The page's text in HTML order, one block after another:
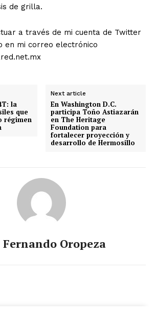
de grilla.
a través de mi cuenta de Twitter
en mi correo electrónico
la
que
régimen
Next article
En Washington D.C.
participa Toño Astiazarán
en The Heritage
Foundation para
fortalecer proyección y
desarrollo de Hermosillo
Fernando Oropeza